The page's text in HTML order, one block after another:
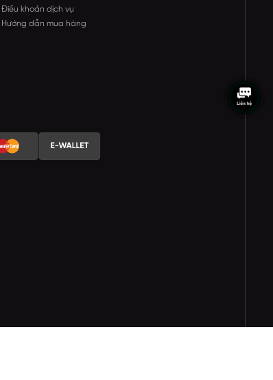
Điều khoản dịch vụ
Hướng dẫn mua hàng